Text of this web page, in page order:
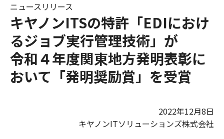
キヤノンITSの特許「EDIにおけ
るジョブ実行管理技術」が
令和４年度関東地方発明表彰に
おいて「発明奨励賞」を受賞
ニュースリリース
2022年12月8日
キヤノンITソリューションズ株式会社